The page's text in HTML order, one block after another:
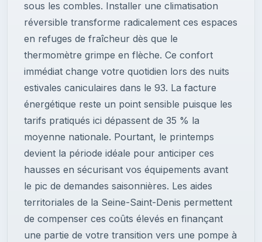
sous les combles. Installer une climatisation
réversible transforme radicalement ces espaces
en refuges de fraîcheur dès que le
thermomètre grimpe en flèche. Ce confort
immédiat change votre quotidien lors des nuits
estivales caniculaires dans le 93. La facture
énergétique reste un point sensible puisque les
tarifs pratiqués ici dépassent de 35 % la
moyenne nationale. Pourtant, le printemps
devient la période idéale pour anticiper ces
hausses en sécurisant vos équipements avant
le pic de demandes saisonnières. Les aides
territoriales de la Seine-Saint-Denis permettent
de compenser ces coûts élevés en finançant
une partie de votre transition vers une pompe à